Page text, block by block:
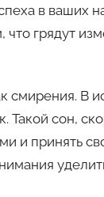
в ваших
грядут
смирения. В
сон,
и принять